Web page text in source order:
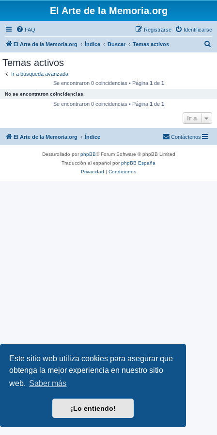
Este sitio web utiliza cookies para asegurar que
obtenga la mejor experiencia en nuestro sitio
web. Saber más
¡Lo entiendo!
El Arte de la Memoria.org
FAQ Identificarse
Registrarse
El Arte de la Memoria.org Índice Buscar Temas activos
Temas activos
Ir a búsqueda avanzada
Se encontraron 0 coincidencias • Página 1 de 1
No se encontraron coincidencias.
Se encontraron 0 coincidencias • Página 1 de 1
Ir a
El Arte de la Memoria.org Índice Contáctenos
Desarrollado porphpBB® Forum Software © phpBB Limited
Traducción al español porphpBB España
Privacidad | Condiciones